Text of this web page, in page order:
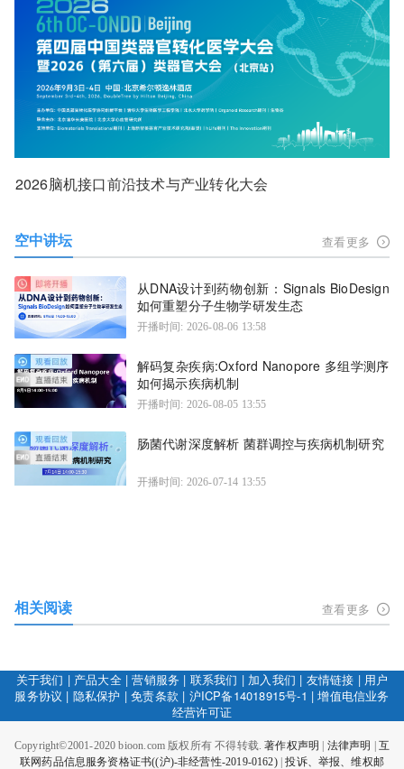
2026脑机接口前沿技术与产业转化大会
空中讲坛 查看更多
从DNA设计到药物创新：Signals BioDesign
如何重塑分子生物学研发生态
开播时间: 2026-08-06 13:58
解码复杂疾病:Oxford Nanopore 多组学测序
如何揭示疾病机制
开播时间: 2026-08-05 13:55
肠菌代谢深度解析 菌群调控与疾病机制研究
开播时间: 2026-07-14 13:55
相关阅读 查看更多
关于我们 | 产品大全|营销服务 | 联系我们 | 加入我们 | 友情链接 | 用户
服务协议 | 隐私保护 |免责条款 | 沪ICP备14018915号-1 |增值电信业务
经营许可证
Copyright©2001-2020 bioon.com 版权所有 不得转载.著作权声明 | 法律声明 | 互
联网药品信息服务资格证书((沪)-非经营性-2019-0162)|投诉、举报、维权邮